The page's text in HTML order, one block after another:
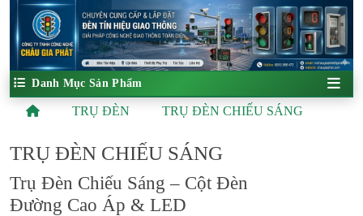
Danh Mục Sản Phẩm
TRỤ ĐÈN TRỤ ĐÈN CHIẾU SÁNG
TRỤ ĐÈN CHIẾU SÁNG
Trụ Đèn Chiếu Sáng – Cột Đèn
Đường Cao Áp & LED